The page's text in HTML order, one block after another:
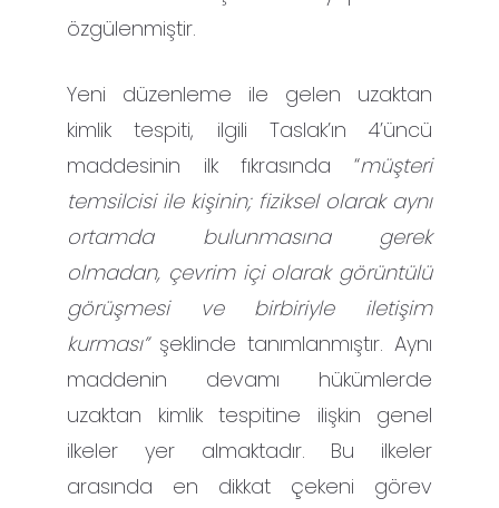
özgülenmiştir.
Yeni düzenleme ile gelen uzaktan
kimlik tespiti, ilgili Taslak’ın 4’üncü
maddesinin ilk fıkrasında “müşteri
temsilcisi ile kişinin; fiziksel olarak aynı
ortamda bulunmasına gerek
olmadan, çevrim içi olarak görüntülü
görüşmesi ve birbiriyle iletişim
kurması”şeklinde tanımlanmıştır. Aynı
maddenin devamı hükümlerde
uzaktan kimlik tespitine ilişkin genel
ilkeler yer almaktadır. Bu ilkeler
arasında en dikkat çekeni görev